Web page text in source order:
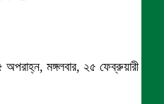
মঙ্গলবার, ২৫ ফেব্রুয়ারী